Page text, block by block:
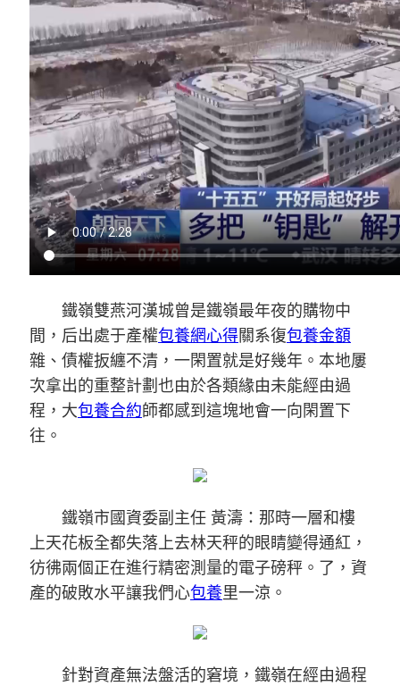
鐵嶺雙燕河漢城曾是鐵嶺最年夜的購物中
間，后出處于產權包養網心得關系復包養金額
雜、債權扳纏不清，一閑置就是好幾年。本地屢
次拿出的重整計劃也由於各類緣由未能經由過
程，大包養合約師都感到這塊地會一向閑置下
往。
鐵嶺市國資委副主任 黃濤：那時一層和樓
上天花板全都失落上去林天秤的眼睛變得通紅，
彷彿兩個正在進行精密測量的電子磅秤。了，資
產的破敗水平讓我們心包養里一涼。
針對資產無法盤活的窘境，鐵嶺在經由過程